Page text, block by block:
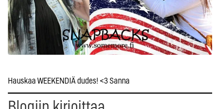
Hauskaa WEEKENDIÄ dudes! <3 Sanna